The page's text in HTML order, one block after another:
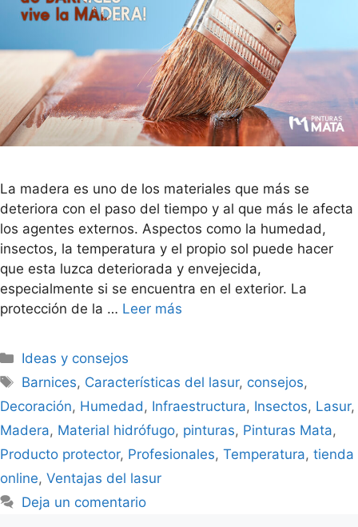
La madera es uno de los materiales que más se
deteriora con el paso del tiempo y al que más le afecta
los agentes externos. Aspectos como la humedad,
insectos, la temperatura y el propio sol puede hacer
que esta luzca deteriorada y envejecida,
especialmente si se encuentra en el exterior. La
protección de la … Leer más
Ideas y consejos
Barnices, Características del lasur, consejos,
Decoración, Humedad, Infraestructura, Insectos, Lasur,
Madera, Material hidrófugo, pinturas, Pinturas Mata,
Producto protector, Profesionales, Temperatura, tienda
online, Ventajas del lasur
Deja un comentario